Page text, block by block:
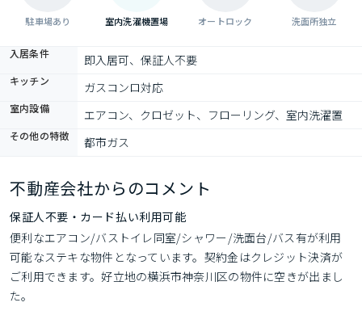
駐車場あり 室内洗濯機置場 オートロック 洗面所独立
入居条件 即入居可、保証人不要
キッチン ガスコンロ対応
室内設備 エアコン、クロゼット、フローリング、室内洗濯置
その他の特徴 都市ガス
不動産会社からのコメント
保証人不要・カード払い利用可能
便利なエアコン/バストイレ同室/シャワー/洗面台/バス有が利用
可能なステキな物件となっています。契約金はクレジット決済が
ご利用できます。好立地の横浜市神奈川区の物件に空きが出まし
た。